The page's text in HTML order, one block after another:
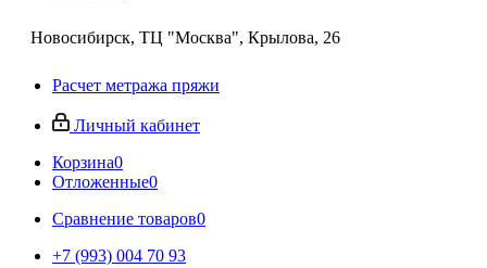
Новосибирск, ТЦ "Москва", Крылова, 26
Расчет метража пряжи
Личный кабинет
Корзина0
Отложенные0
Сравнение товаров0
+7 (993) 004 70 93